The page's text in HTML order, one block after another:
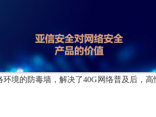
境的防毒墙，解决了40G网络普及后，高